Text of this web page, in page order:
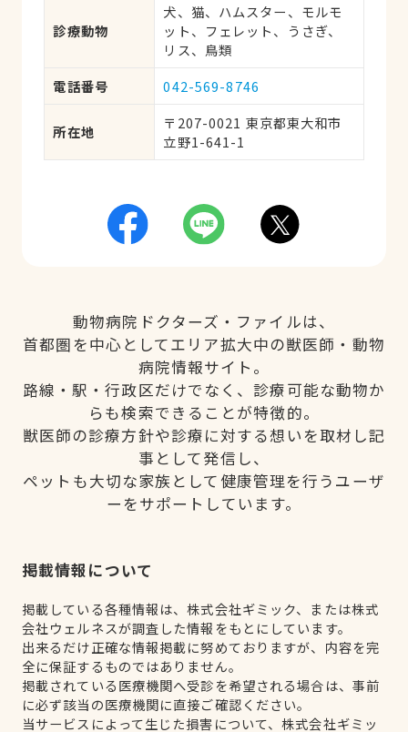
診療動物
犬、猫、ハムスター、モルモ
ット、フェレット、うさぎ、
リス、鳥類
電話番号
042-569-8746
所在地
〒207-0021 東京都東大和市
立野1-641-1
動物病院ドクターズ・ファイルは、
首都圏を中心としてエリア拡大中の獣医師・動物
病院情報サイト。
路線・駅・行政区だけでなく、診療可能な動物か
らも検索できることが特徴的。
獣医師の診療方針や診療に対する想いを取材し記
事として発信し、
ペットも大切な家族として健康管理を行うユーザ
ーをサポートしています。
掲載情報について
掲載している各種情報は、株式会社ギミック、または株式
会社ウェルネスが調査した情報をもとにしています。
出来るだけ正確な情報掲載に努めておりますが、内容を完
全に保証するものではありません。
掲載されている医療機関へ受診を希望される場合は、事前
に必ず該当の医療機関に直接ご確認ください。
当サービスによって生じた損害について、株式会社ギミッ